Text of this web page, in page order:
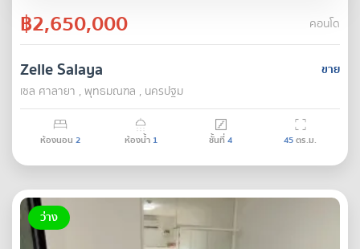
฿2,650,000 คอนโด
ขาย
Zelle Salaya
เซล ศาลายา , พุทธมณฑล , นครปฐม
ห้องนอน 2 ห้องน้ำ 1 ชั้นที่4 45ตร.ม.
ว่าง